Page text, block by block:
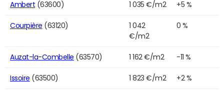
Ambert (63600) 1 035 €/m2 +5 %
Courpière (63120)
1 042
€/m2
0 %
Auzat-la-Combelle (63570) 1 162 €/m2 -11 %
Issoire (63500) 1 823 €/m2 +2 %